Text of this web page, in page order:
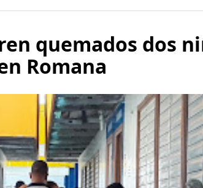
quemados dos
Romana